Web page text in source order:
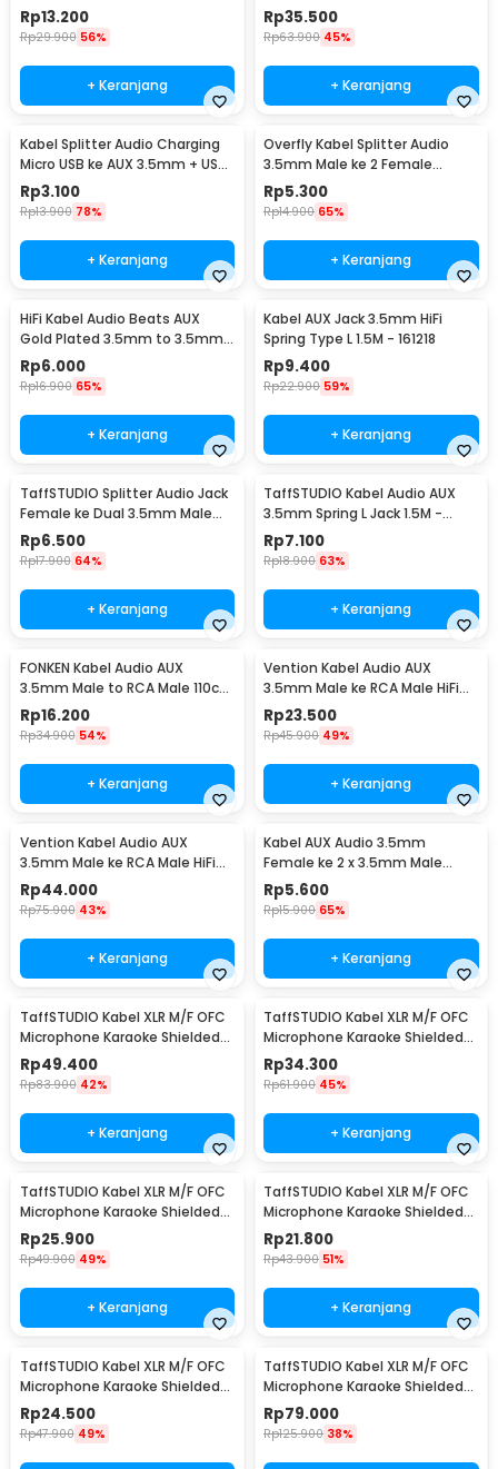
Female TRRS 2M - AV121
Rp13.200
Rp29.900 56%
+ Keranjang
6.5mm Male to Male - AV141
Rp35.500
Rp63.900 45%
+ Keranjang
Kabel Splitter Audio Charging
Micro USB ke AUX 3.5mm + USB
Male 50cm - V835
Rp3.100
Rp13.900 78%
+ Keranjang
Overfly Kabel Splitter Audio
3.5mm Male ke 2 Female
Earphone Headset 20cm - AV111
Rp5.300
Rp14.900 65%
+ Keranjang
HiFi Kabel Audio Beats AUX
Gold Plated 3.5mm to 3.5mm
1M
Rp6.000
Rp16.900 65%
+ Keranjang
Kabel AUX Jack 3.5mm HiFi
Spring Type L 1.5M - 161218
Rp9.400
Rp22.900 59%
+ Keranjang
TaffSTUDIO Splitter Audio Jack
Female ke Dual 3.5mm Male
(Mic+Hear) - L43
Rp6.500
Rp17.900 64%
+ Keranjang
TaffSTUDIO Kabel Audio AUX
3.5mm Spring L Jack 1.5M -
ZHY43938
Rp7.100
Rp18.900 63%
+ Keranjang
FONKEN Kabel Audio AUX
3.5mm Male to RCA Male 110cm
- R1
Rp16.200
Rp34.900 54%
+ Keranjang
Vention Kabel Audio AUX
3.5mm Male ke RCA Male HiFi
2M
Rp23.500
Rp45.900 49%
+ Keranjang
Vention Kabel Audio AUX
3.5mm Male ke RCA Male HiFi
5M
Rp44.000
Rp75.900 43%
+ Keranjang
Kabel AUX Audio 3.5mm
Female ke 2 x 3.5mm Male
Nylon Braided 20cm - K908
Rp5.600
Rp15.900 65%
+ Keranjang
TaffSTUDIO Kabel XLR M/F OFC
Microphone Karaoke Shielded
10M - BOF30
Rp49.400
Rp83.900 42%
+ Keranjang
TaffSTUDIO Kabel XLR M/F OFC
Microphone Karaoke Shielded
5M - BOF30
Rp34.300
Rp61.900 45%
+ Keranjang
TaffSTUDIO Kabel XLR M/F OFC
Microphone Karaoke Shielded
3M - BOF30
Rp25.900
Rp49.900 49%
+ Keranjang
TaffSTUDIO Kabel XLR M/F OFC
Microphone Karaoke Shielded
1M - BOF30
Rp21.800
Rp43.900 51%
+ Keranjang
TaffSTUDIO Kabel XLR M/F OFC
Microphone Karaoke Shielded
1.8M - BOF30
Rp24.500
Rp47.900 49%
TaffSTUDIO Kabel XLR M/F OFC
Microphone Karaoke Shielded
20M - BOF30
Rp79.000
Rp125.900 38%